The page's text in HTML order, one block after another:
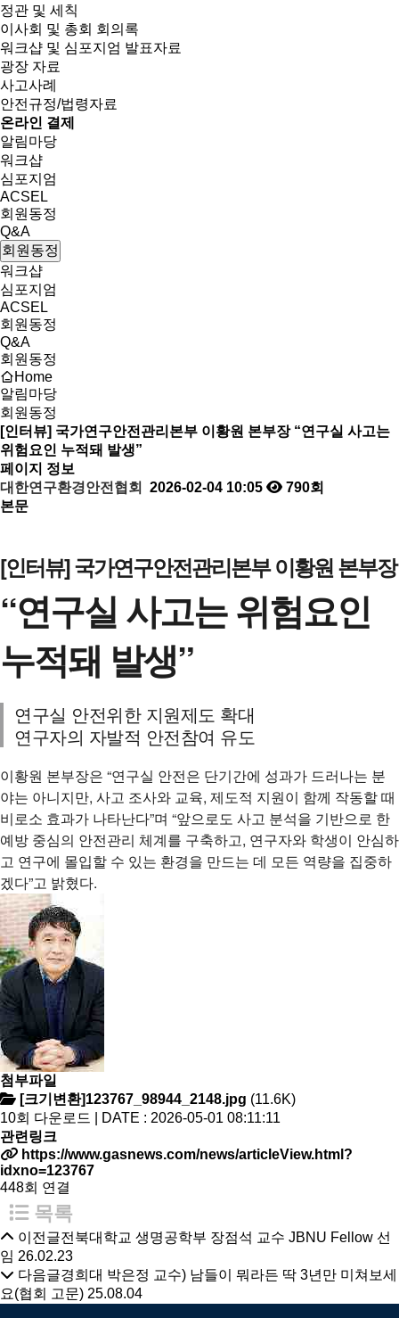
정관 및 세칙
이사회 및 총회 회의록
워크샵 및 심포지엄 발표자료
광장 자료
사고사례
안전규정/법령자료
온라인 결제
알림마당
워크샵
심포지엄
ACSEL
회원동정
Q&A
회원동정
워크샵
심포지엄
ACSEL
회원동정
Q&A
회원동정
Home
알림마당
회원동정
[인터뷰] 국가연구안전관리본부 이황원 본부장 “연구실 사고는
위험요인 누적돼 발생”
페이지 정보
대한연구환경안전협회
2026-02-04 10:05
790회
본문
[인터뷰] 국가연구안전관리본부 이황원 본부장
“연구실 사고는 위험요인
누적돼 발생”
연구실 안전위한 지원제도 확대
연구자의 자발적 안전참여 유도
이황원 본부장은 “연구실 안전은 단기간에 성과가 드러나는 분
야는 아니지만, 사고 조사와 교육, 제도적 지원이 함께 작동할 때
비로소 효과가 나타난다”며 “앞으로도 사고 분석을 기반으로 한
예방 중심의 안전관리 체계를 구축하고, 연구자와 학생이 안심하
고 연구에 몰입할 수 있는 환경을 만드는 데 모든 역량을 집중하
겠다”고 밝혔다.
첨부파일
[크기변환]123767_98944_2148.jpg (11.6K)
10회 다운로드 | DATE : 2026-05-01 08:11:11
관련링크
https://www.gasnews.com/news/articleView.html?
idxno=123767
448회 연결
목록
이전글전북대학교 생명공학부 장점석 교수 JBNU Fellow 선
임 26.02.23
다음글경희대 박은정 교수) 남들이 뭐라든 딱 3년만 미쳐보세
요(협회 고문) 25.08.04